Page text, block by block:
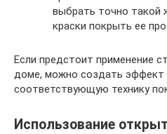
выбрать точно такой
краски покрыть ее
Если предстоит применение
доме, можно создать эффект
соответствующую технику
Использование